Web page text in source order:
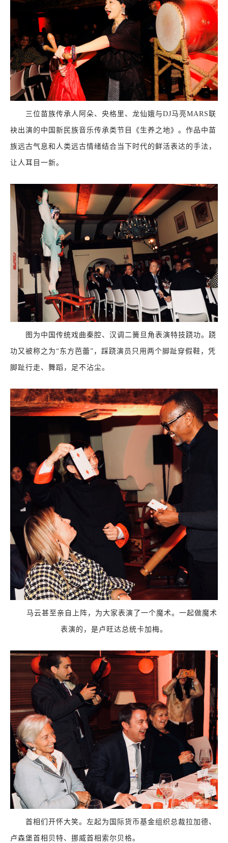
三位苗族传承人阿朵、央格里、龙仙娥与DJ马亮MARS联
袂出演的中国新民族音乐传承类节目《生养之地》。作品中苗
族远古气息和人类远古情绪结合当下时代的鲜活表达的手法，
让人耳目一新。
图为中国传统戏曲秦腔、汉调二簧旦角表演特技跷功。跷
功又被称之为“东方芭蕾”，踩跷演员只用两个脚趾穿假鞋，凭
脚趾行走、舞蹈，足不沾尘。
马云甚至亲自上阵，为大家表演了一个魔术。一起做魔术
表演的，是卢旺达总统卡加梅。
首相们开怀大笑。左起为国际货币基金组织总裁拉加德、
卢森堡首相贝特、挪威首相索尔贝格。